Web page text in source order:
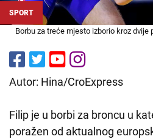
SPORT
Borbu za treće mjesto izborio kroz dvije
Autor: Hina/CroExpress
Filip je u borbi za broncu u
poražen od aktualnog